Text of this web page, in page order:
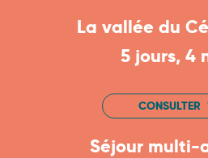
La vallée du
5 jours, 4
CONSULTER
Séjour multi-